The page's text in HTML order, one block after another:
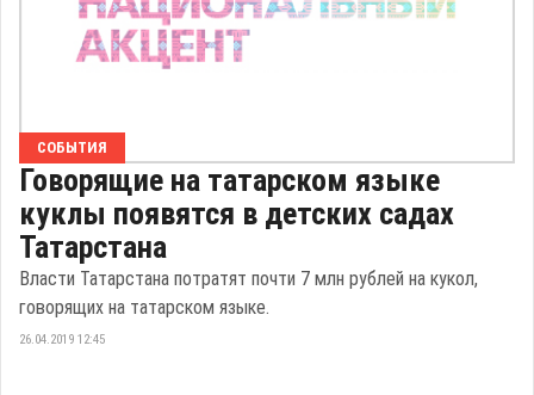
СОБЫТИЯ
Говорящие на татарском языке
куклы появятся в детских садах
Татарстана
Власти Татарстана потратят почти 7 млн рублей на кукол,
говорящих на татарском языке.
26.04.2019 12:45